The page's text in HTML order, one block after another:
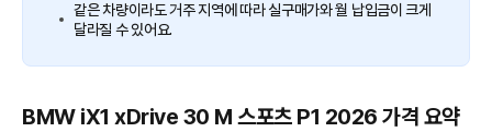
같은 차량이라도 거주 지역에 따라 실구매가와 월 납입금이 크게
달라질 수 있어요.
BMW iX1 xDrive 30 M 스포츠 P1 2026 가격 요약